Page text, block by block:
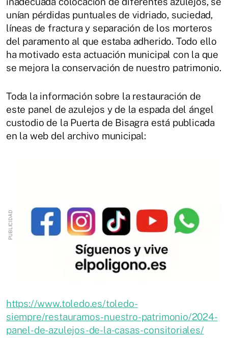
unían pérdidas puntuales de vidriado, suciedad,
líneas de fractura y separación de los morteros
del paramento al que estaba adherido. Todo ello
ha motivado esta actuación municipal con la que
se mejora la conservación de nuestro patrimonio.
Toda la información sobre la restauración de
este panel de azulejos y de la espada del ángel
custodio de la Puerta de Bisagra está publicada
en la web del archivo municipal:
https://www.toledo.es/toledo-
siempre/restauramos-nuestro-patrimonio/2024-
panel-de-azulejos-de-la-casas-consitoriales/